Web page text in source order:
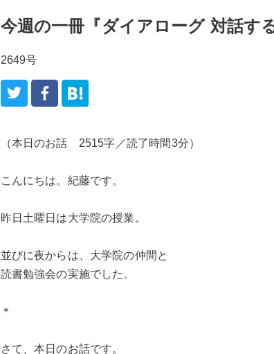
今週の一冊『ダイアローグ 対話す
2649号
（本日のお話 2515字／読了時間3分）
こんにちは。紀藤です。
昨日土曜日は大学院の授業。
並びに夜からは、大学院の仲間と
読書勉強会の実施でした。
＊
さて、本日のお話です。